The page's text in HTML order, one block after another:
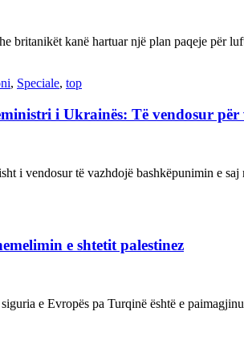
britanikët kanë hartuar një plan paqeje për
, Speciale, top
i Ukrainës: Të vendosur
i vendosur të vazhdojë bashkëpunimin e
e shtetit palestinez
e Evropës pa Turqinë është e